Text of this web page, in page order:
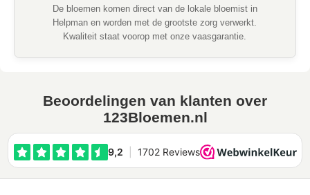
De bloemen komen direct van de lokale bloemist in
Helpman en worden met de grootste zorg verwerkt.
Kwaliteit staat voorop met onze vaasgarantie.
Beoordelingen van klanten over
123Bloemen.nl